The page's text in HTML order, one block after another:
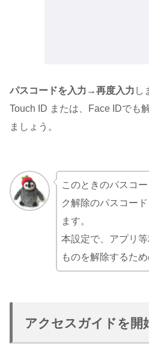
パスコードを入力→再度入力 し
Touch ID または、Face IDでも
ましょう。
このときのパスコ
ク解除のパスコー
ます。
本設定で、アプリ
ものを解除するため
アクセスガイドを開